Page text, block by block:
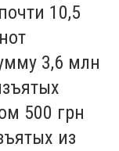
10,5
3,6 млн
500 грн
из